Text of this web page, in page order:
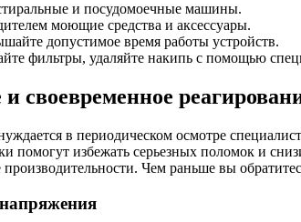
и посудомоечные машины.
моющие средства и аксессуары.
допустимое время работы устройств.
фильтры, удаляйте накипь с помощью
своевременное
в периодическом осмотре
помогут избежать серьезных поломок и
Чем раньше вы